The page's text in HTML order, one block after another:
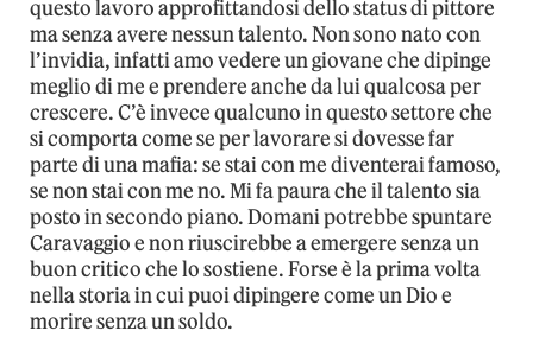
questo lavoro approfittandosi dello status di pittore
ma senza avere nessun talento. Non sono nato con
l’invidia, infatti amo vedere un giovane che dipinge
meglio di me e prendere anche da lui qualcosa per
crescere. C’è invece qualcuno in questo settore che
si comporta come se per lavorare si dovesse far
parte di una mafia: se stai con me diventerai famoso,
se non stai con me no. Mi fa paura che il talento sia
posto in secondo piano. Domani potrebbe spuntare
Caravaggio e non riuscirebbe a emergere senza un
buon critico che lo sostiene. Forse è la prima volta
nella storia in cui puoi dipingere come un Dio e
morire senza un soldo.